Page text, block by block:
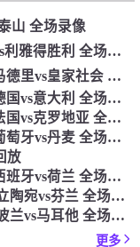
山 全场录像
04月05日 沙特联第26轮 利雅得新月vs利雅得胜利 全场录像
04月02日 国王杯半决赛次回合 皇家马德里vs皇家社会 全场录像
03月24日 欧国联联1/4赛决赛次回合 德国vs意大利 全场录像回放
03月24日 欧国联联1/4赛决赛次回合 法国vs克罗地亚 全场录像回放
03月24日 欧国联联1/4赛决赛次回合 葡萄牙vs丹麦 全场录像回放
放
03月24日 欧国联联1/4赛决赛次回合 西班牙vs荷兰 全场录像回放
03月25日 世预赛欧洲区小组赛第2轮 立陶宛vs芬兰 全场录像回放
03月25日 世预赛欧洲区小组赛第2轮 波兰vs马耳他 全场录像回放
更多